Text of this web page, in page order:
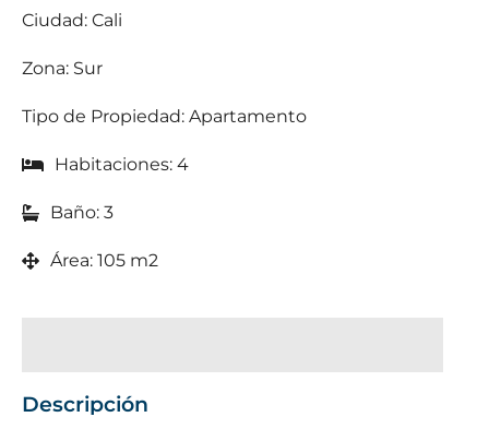
Ciudad: Cali
Zona: Sur
Tipo de Propiedad: Apartamento
Habitaciones: 4
Baño: 3
Área: 105 m2
Descripción